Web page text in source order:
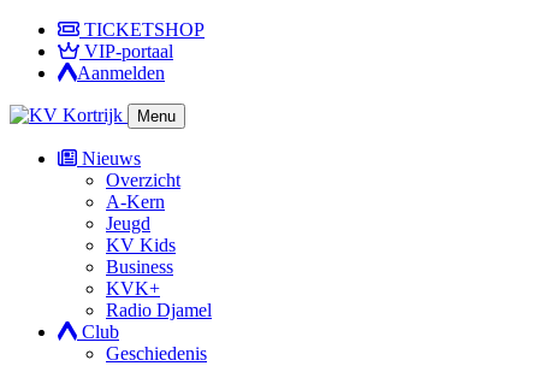
TICKETSHOP
VIP-portaal
Aanmelden
Menu
Nieuws
Overzicht
A-Kern
Jeugd
KV Kids
Business
KVK+
Radio Djamel
Club
Geschiedenis